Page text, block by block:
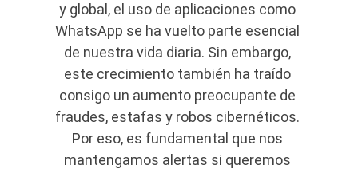
y global, el uso de aplicaciones como
WhatsApp se ha vuelto parte esencial
de nuestra vida diaria. Sin embargo,
este crecimiento también ha traído
consigo un aumento preocupante de
fraudes, estafas y robos cibernéticos.
Por eso, es fundamental que nos
mantengamos alertas si queremos